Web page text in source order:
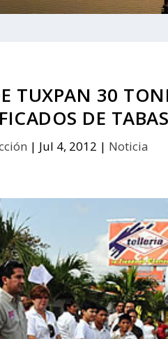
TUXPAN 30
DE
| Jul 4, 2012 | Noticia